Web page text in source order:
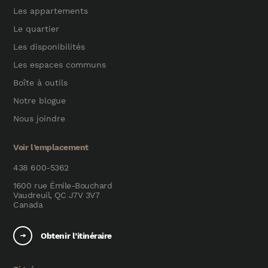
Les appartements
Le quartier
Les disponibilités
Les espaces communs
Boîte à outils
Notre blogue
Nous joindre
Voir l’emplacement
438 600-5362
1600 rue Émile-Bouchard
Vaudreuil, QC J7V 3V7
Canada
Obtenir l’itinéraire